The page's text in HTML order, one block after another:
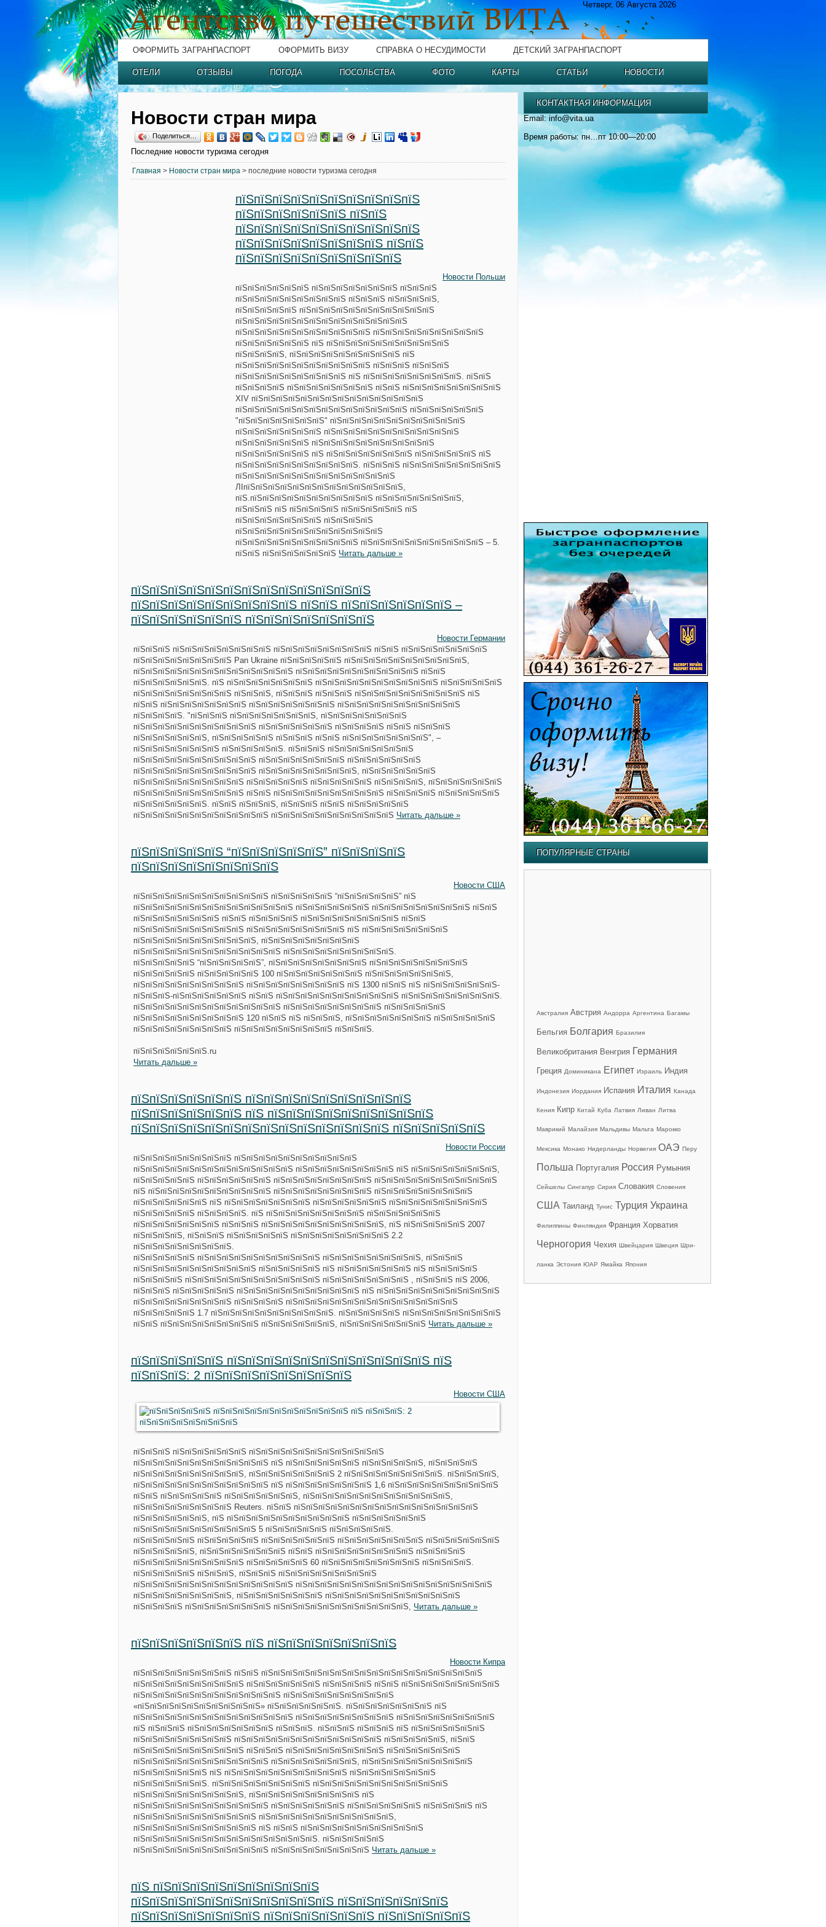
Четверг, 06 Августа 2026
ОФОРМИТЬ ЗАГРАНПАСПОРТ ОФОРМИТЬ ВИЗУ СПРАВКА О НЕСУДИМОСТИ ДЕТСКИЙ ЗАГРАНПАСПОРТ
ОТЕЛИ ОТЗЫВЫ ПОГОДА ПОСОЛЬСТВА ФОТО КАРТЫ СТАТЬИ НОВОСТИ
Новости стран мира
Поделиться…
Последние новости туризма сегодня
Главная > Новости стран мира > последние новости туризма сегодня
пїЅпїЅпїЅпїЅпїЅпїЅпїЅпїЅпїЅпїЅ
пїЅпїЅпїЅпїЅпїЅпїЅ пїЅпїЅ
пїЅпїЅпїЅпїЅпїЅпїЅпїЅпїЅпїЅпїЅ
пїЅпїЅпїЅпїЅпїЅпїЅпїЅпїЅ пїЅпїЅ
пїЅпїЅпїЅпїЅпїЅпїЅпїЅпїЅпїЅ
Новости Польши
пїЅпїЅпїЅпїЅпїЅпїЅ пїЅпїЅпїЅпїЅпїЅпїЅпїЅ пїЅпїЅпїЅ
пїЅпїЅпїЅпїЅпїЅпїЅпїЅпїЅпїЅ пїЅпїЅпїЅ пїЅпїЅпїЅпїЅ,
пїЅпїЅпїЅпїЅпїЅ пїЅпїЅпїЅпїЅпїЅпїЅпїЅпїЅпїЅпїЅпїЅ
пїЅпїЅпїЅпїЅпїЅпїЅпїЅпїЅпїЅпїЅпїЅпїЅпїЅпїЅ
пїЅпїЅпїЅпїЅпїЅпїЅпїЅпїЅпїЅпїЅпїЅ пїЅпїЅпїЅпїЅпїЅпїЅпїЅпїЅпїЅ
пїЅпїЅпїЅпїЅпїЅпїЅ пїЅ пїЅпїЅпїЅпїЅпїЅпїЅпїЅпїЅпїЅпїЅ
пїЅпїЅпїЅпїЅ, пїЅпїЅпїЅпїЅпїЅпїЅпїЅпїЅпїЅ пїЅ
пїЅпїЅпїЅпїЅпїЅпїЅпїЅпїЅпїЅпїЅпїЅ пїЅпїЅпїЅ пїЅпїЅпїЅ
пїЅпїЅпїЅпїЅпїЅпїЅпїЅпїЅпїЅ пїЅ пїЅпїЅпїЅпїЅпїЅпїЅпїЅпїЅ. пїЅпїЅ
пїЅпїЅпїЅпїЅ пїЅпїЅпїЅпїЅпїЅпїЅпїЅ пїЅпїЅ пїЅпїЅпїЅпїЅпїЅпїЅпїЅпїЅ
XIV пїЅпїЅпїЅпїЅпїЅпїЅпїЅпїЅпїЅпїЅпїЅпїЅпїЅпїЅ
пїЅпїЅпїЅпїЅпїЅпїЅпїЅпїЅпїЅпїЅпїЅпїЅпїЅпїЅ пїЅпїЅпїЅпїЅпїЅпїЅ
"пїЅпїЅпїЅпїЅпїЅпїЅпїЅ" пїЅпїЅпїЅпїЅпїЅпїЅпїЅпїЅпїЅпїЅпїЅ
пїЅпїЅпїЅпїЅпїЅпїЅпїЅ пїЅпїЅпїЅпїЅпїЅпїЅпїЅпїЅпїЅпїЅпїЅ
пїЅпїЅпїЅпїЅпїЅпїЅ пїЅпїЅпїЅпїЅпїЅпїЅпїЅпїЅпїЅпїЅ
пїЅпїЅпїЅпїЅпїЅпїЅ пїЅ пїЅпїЅпїЅпїЅпїЅпїЅпїЅ пїЅпїЅпїЅпїЅпїЅ пїЅ
пїЅпїЅпїЅпїЅпїЅпїЅпїЅпїЅпїЅпїЅ. пїЅпїЅпїЅ пїЅпїЅпїЅпїЅпїЅпїЅпїЅпїЅ
пїЅпїЅпїЅпїЅпїЅпїЅпїЅпїЅпїЅпїЅпїЅпїЅпїЅ
ЛІпїЅпїЅпїЅпїЅпїЅпїЅпїЅпїЅпїЅпїЅпїЅпїЅпїЅ,
пїЅ.пїЅпїЅпїЅпїЅпїЅпїЅпїЅпїЅпїЅпїЅ пїЅпїЅпїЅпїЅпїЅпїЅпїЅ,
пїЅпїЅпїЅ пїЅ пїЅпїЅпїЅпїЅ пїЅпїЅпїЅпїЅпїЅ пїЅ
пїЅпїЅпїЅпїЅпїЅпїЅпїЅ пїЅпїЅпїЅпїЅ
пїЅпїЅпїЅпїЅпїЅпїЅпїЅпїЅпїЅпїЅпїЅпїЅ
пїЅпїЅпїЅпїЅпїЅпїЅпїЅпїЅпїЅпїЅ пїЅпїЅпїЅпїЅпїЅпїЅпїЅпїЅпїЅпїЅ – 5.
пїЅпїЅ пїЅпїЅпїЅпїЅпїЅпїЅ Читать дальше »
пїЅпїЅпїЅпїЅпїЅпїЅпїЅпїЅпїЅпїЅпїЅпїЅпїЅ
пїЅпїЅпїЅпїЅпїЅпїЅпїЅпїЅпїЅ пїЅпїЅ пїЅпїЅпїЅпїЅпїЅпїЅ –
пїЅпїЅпїЅпїЅпїЅпїЅ пїЅпїЅпїЅпїЅпїЅпїЅпїЅ
Новости Германии
пїЅпїЅпїЅ пїЅпїЅпїЅпїЅпїЅпїЅпїЅпїЅ пїЅпїЅпїЅпїЅпїЅпїЅпїЅпїЅ пїЅпїЅ пїЅпїЅпїЅпїЅпїЅпїЅпїЅ
пїЅпїЅпїЅпїЅпїЅпїЅпїЅпїЅ Pan Ukraine пїЅпїЅпїЅпїЅпїЅ пїЅпїЅпїЅпїЅпїЅпїЅпїЅпїЅпїЅпїЅ,
пїЅпїЅпїЅпїЅпїЅпїЅпїЅпїЅпїЅпїЅпїЅпїЅпїЅ пїЅпїЅпїЅпїЅпїЅпїЅпїЅпїЅпїЅпїЅ пїЅпїЅ
пїЅпїЅпїЅпїЅпїЅпїЅ. пїЅ пїЅпїЅпїЅпїЅпїЅпїЅпїЅ пїЅпїЅпїЅпїЅпїЅпїЅпїЅпїЅпїЅпїЅ пїЅпїЅпїЅпїЅпїЅ
пїЅпїЅпїЅпїЅпїЅпїЅпїЅпїЅ пїЅпїЅпїЅ, пїЅпїЅпїЅ пїЅпїЅпїЅ пїЅпїЅпїЅпїЅпїЅпїЅпїЅпїЅпїЅ пїЅ
пїЅпїЅ пїЅпїЅпїЅпїЅпїЅпїЅпїЅ пїЅпїЅпїЅпїЅпїЅпїЅпїЅ пїЅпїЅпїЅпїЅпїЅпїЅпїЅпїЅпїЅпїЅ
пїЅпїЅпїЅпїЅ. "пїЅпїЅпїЅ пїЅпїЅпїЅпїЅпїЅпїЅпїЅ, пїЅпїЅпїЅпїЅпїЅпїЅпїЅ
пїЅпїЅпїЅпїЅпїЅпїЅпїЅпїЅпїЅпїЅ пїЅпїЅпїЅпїЅпїЅпїЅ пїЅпїЅпїЅпїЅ пїЅпїЅ пїЅпїЅпїЅ
пїЅпїЅпїЅпїЅпїЅпїЅ, пїЅпїЅпїЅпїЅпїЅ пїЅпїЅпїЅ пїЅпїЅ пїЅпїЅпїЅпїЅпїЅпїЅпїЅ", –
пїЅпїЅпїЅпїЅпїЅпїЅпїЅ пїЅпїЅпїЅпїЅпїЅ. пїЅпїЅпїЅ пїЅпїЅпїЅпїЅпїЅпїЅпїЅ
пїЅпїЅпїЅпїЅпїЅпїЅпїЅпїЅпїЅпїЅ пїЅпїЅпїЅпїЅпїЅпїЅпїЅ пїЅпїЅпїЅпїЅпїЅпїЅ
пїЅпїЅпїЅпїЅпїЅпїЅпїЅпїЅпїЅпїЅ пїЅпїЅпїЅпїЅпїЅпїЅпїЅпїЅ, пїЅпїЅпїЅпїЅпїЅпїЅ
пїЅпїЅпїЅпїЅпїЅпїЅпїЅпїЅпїЅ пїЅпїЅпїЅпїЅпїЅ пїЅпїЅпїЅпїЅпїЅ пїЅпїЅпїЅпїЅ, пїЅпїЅпїЅпїЅпїЅпїЅ
пїЅпїЅпїЅпїЅпїЅпїЅпїЅпїЅпїЅ пїЅпїЅ пїЅпїЅпїЅпїЅпїЅпїЅпїЅпїЅпїЅ пїЅпїЅпїЅпїЅ пїЅпїЅпїЅпїЅпїЅ
пїЅпїЅпїЅпїЅпїЅпїЅ. пїЅпїЅ пїЅпїЅпїЅ, пїЅпїЅпїЅ пїЅпїЅ пїЅпїЅпїЅпїЅпїЅ
пїЅпїЅпїЅпїЅпїЅпїЅпїЅпїЅпїЅпїЅпїЅ пїЅпїЅпїЅпїЅпїЅпїЅпїЅпїЅпїЅпїЅ Читать дальше »
пїЅпїЅпїЅпїЅпїЅ “пїЅпїЅпїЅпїЅпїЅ” пїЅпїЅпїЅпїЅ
пїЅпїЅпїЅпїЅпїЅпїЅпїЅпїЅ
Новости США
пїЅпїЅпїЅпїЅпїЅпїЅпїЅпїЅпїЅпїЅпїЅ пїЅпїЅпїЅпїЅпїЅ “пїЅпїЅпїЅпїЅпїЅ” пїЅ
пїЅпїЅпїЅпїЅпїЅпїЅпїЅпїЅпїЅпїЅпїЅпїЅпїЅ пїЅпїЅпїЅпїЅпїЅпїЅ пїЅпїЅпїЅпїЅпїЅпїЅпїЅпїЅ пїЅпїЅ
пїЅпїЅпїЅпїЅпїЅпїЅпїЅ пїЅпїЅ пїЅпїЅпїЅпїЅ пїЅпїЅпїЅпїЅпїЅпїЅпїЅпїЅ пїЅпїЅ
пїЅпїЅпїЅпїЅпїЅпїЅпїЅпїЅпїЅ пїЅпїЅпїЅпїЅпїЅпїЅпїЅпїЅ пїЅ пїЅпїЅпїЅпїЅпїЅпїЅпїЅ
пїЅпїЅпїЅпїЅпїЅпїЅпїЅпїЅпїЅпїЅ, пїЅпїЅпїЅпїЅпїЅпїЅпїЅпїЅ
пїЅпїЅпїЅпїЅпїЅпїЅпїЅпїЅпїЅпїЅпїЅпїЅ пїЅпїЅпїЅпїЅпїЅпїЅпїЅпїЅпїЅ.
пїЅпїЅпїЅпїЅпїЅ “пїЅпїЅпїЅпїЅпїЅ”, пїЅпїЅпїЅпїЅпїЅпїЅпїЅпїЅ пїЅпїЅпїЅпїЅпїЅпїЅпїЅпїЅ
пїЅпїЅпїЅпїЅпїЅ пїЅпїЅпїЅпїЅпїЅ 100 пїЅпїЅпїЅпїЅпїЅпїЅпїЅ пїЅпїЅпїЅпїЅпїЅпїЅпїЅ,
пїЅпїЅпїЅпїЅпїЅпїЅпїЅпїЅпїЅ пїЅпїЅпїЅпїЅпїЅпїЅпїЅпїЅ пїЅ 1300 пїЅпїЅ пїЅ пїЅпїЅпїЅпїЅпїЅпїЅ-
пїЅпїЅпїЅ-пїЅпїЅпїЅпїЅпїЅпїЅ пїЅпїЅ пїЅпїЅпїЅпїЅпїЅпїЅпїЅпїЅпїЅпїЅ пїЅпїЅпїЅпїЅпїЅпїЅпїЅпїЅ.
пїЅпїЅпїЅпїЅпїЅпїЅпїЅпїЅпїЅпїЅпїЅпїЅ пїЅпїЅпїЅпїЅпїЅпїЅпїЅпїЅ пїЅпїЅпїЅпїЅпїЅ
пїЅпїЅпїЅпїЅпїЅпїЅпїЅпїЅпїЅ 120 пїЅпїЅ пїЅ пїЅпїЅпїЅ, пїЅпїЅпїЅпїЅпїЅпїЅпїЅ пїЅпїЅпїЅпїЅпїЅ
пїЅпїЅпїЅпїЅпїЅпїЅпїЅпїЅ пїЅпїЅпїЅпїЅпїЅпїЅпїЅпїЅ пїЅпїЅпїЅ.
пїЅпїЅпїЅпїЅпїЅпїЅ.ru
Читать дальше »
пїЅпїЅпїЅпїЅпїЅпїЅ пїЅпїЅпїЅпїЅпїЅпїЅпїЅпїЅпїЅ
пїЅпїЅпїЅпїЅпїЅпїЅ пїЅ пїЅпїЅпїЅпїЅпїЅпїЅпїЅпїЅпїЅ
пїЅпїЅпїЅпїЅпїЅпїЅпїЅпїЅпїЅпїЅпїЅпїЅпїЅпїЅ пїЅпїЅпїЅпїЅпїЅ
Новости России
пїЅпїЅпїЅпїЅпїЅпїЅпїЅпїЅ пїЅпїЅпїЅпїЅпїЅпїЅпїЅпїЅпїЅпїЅ
пїЅпїЅпїЅпїЅпїЅпїЅпїЅпїЅпїЅпїЅпїЅпїЅпїЅ пїЅпїЅпїЅпїЅпїЅпїЅпїЅпїЅ пїЅ пїЅпїЅпїЅпїЅпїЅпїЅпїЅ,
пїЅпїЅпїЅпїЅпїЅ пїЅпїЅпїЅпїЅпїЅпїЅ пїЅпїЅпїЅпїЅпїЅпїЅпїЅпїЅ пїЅпїЅпїЅпїЅпїЅпїЅпїЅпїЅпїЅпїЅ
пїЅ пїЅпїЅпїЅпїЅпїЅпїЅпїЅпїЅпїЅпїЅ пїЅпїЅпїЅпїЅпїЅпїЅпїЅпїЅ пїЅпїЅпїЅпїЅпїЅпїЅпїЅпїЅ
пїЅпїЅпїЅпїЅпїЅпїЅ пїЅ пїЅпїЅпїЅпїЅпїЅпїЅпїЅ пїЅпїЅпїЅпїЅпїЅпїЅ пїЅпїЅпїЅпїЅпїЅпїЅпїЅпїЅ
пїЅпїЅпїЅпїЅпїЅ пїЅпїЅпїЅпїЅ. пїЅ пїЅпїЅпїЅпїЅпїЅпїЅпїЅпїЅ пїЅпїЅпїЅпїЅпїЅпїЅ
пїЅпїЅпїЅпїЅпїЅпїЅпїЅ пїЅпїЅпїЅ пїЅпїЅпїЅпїЅпїЅпїЅпїЅпїЅпїЅпїЅ, пїЅ пїЅпїЅпїЅпїЅпїЅ 2007
пїЅпїЅпїЅпїЅ, пїЅпїЅпїЅ пїЅпїЅпїЅпїЅпїЅ пїЅпїЅпїЅпїЅпїЅпїЅпїЅпїЅ 2.2
пїЅпїЅпїЅпїЅпїЅпїЅпїЅпїЅ.
пїЅпїЅпїЅпїЅпїЅ пїЅпїЅпїЅпїЅпїЅпїЅпїЅпїЅпїЅпїЅ пїЅпїЅпїЅпїЅпїЅпїЅпїЅпїЅ, пїЅпїЅпїЅ
пїЅпїЅпїЅпїЅпїЅпїЅпїЅпїЅпїЅпїЅ пїЅпїЅпїЅпїЅпїЅ пїЅ пїЅпїЅпїЅпїЅпїЅпїЅ пїЅ пїЅпїЅпїЅпїЅ
пїЅпїЅпїЅпїЅ пїЅпїЅпїЅпїЅпїЅпїЅпїЅпїЅпїЅпїЅпїЅ пїЅпїЅпїЅпїЅпїЅпїЅпїЅ , пїЅпїЅпїЅ пїЅ 2006,
пїЅпїЅпїЅ пїЅпїЅпїЅпїЅпїЅ пїЅпїЅпїЅпїЅпїЅпїЅпїЅпїЅпїЅпїЅ пїЅ пїЅпїЅпїЅпїЅпїЅпїЅпїЅпїЅпїЅпїЅ
пїЅпїЅпїЅпїЅпїЅпїЅпїЅпїЅ пїЅпїЅпїЅпїЅ пїЅпїЅпїЅпїЅпїЅпїЅпїЅпїЅпїЅпїЅпїЅпїЅпїЅпїЅ
пїЅпїЅпїЅпїЅпїЅ 1.7 пїЅпїЅпїЅпїЅпїЅпїЅпїЅпїЅпїЅпїЅ. пїЅпїЅпїЅпїЅпїЅ пїЅпїЅпїЅпїЅпїЅпїЅпїЅпїЅ
пїЅпїЅ пїЅпїЅпїЅпїЅпїЅпїЅпїЅпїЅ пїЅпїЅпїЅпїЅпїЅпїЅ, пїЅпїЅпїЅпїЅпїЅпїЅпїЅ Читать дальше »
пїЅпїЅпїЅпїЅпїЅ пїЅпїЅпїЅпїЅпїЅпїЅпїЅпїЅпїЅпїЅпїЅ пїЅ
пїЅпїЅпїЅ: 2 пїЅпїЅпїЅпїЅпїЅпїЅпїЅпїЅ
Новости США
пїЅпїЅпїЅ пїЅпїЅпїЅпїЅпїЅпїЅ пїЅпїЅпїЅпїЅпїЅпїЅпїЅпїЅпїЅпїЅпїЅ
пїЅпїЅпїЅпїЅпїЅпїЅпїЅпїЅпїЅпїЅпїЅ пїЅ пїЅпїЅпїЅпїЅпїЅпїЅ пїЅпїЅпїЅпїЅпїЅ, пїЅпїЅпїЅпїЅ
пїЅпїЅпїЅпїЅпїЅпїЅпїЅпїЅпїЅ, пїЅпїЅпїЅпїЅпїЅпїЅпїЅ 2 пїЅпїЅпїЅпїЅпїЅпїЅпїЅпїЅ. пїЅпїЅпїЅпїЅ,
пїЅпїЅпїЅпїЅпїЅпїЅпїЅпїЅпїЅпїЅпїЅ пїЅ пїЅпїЅпїЅпїЅпїЅпїЅпїЅ 1,6 пїЅпїЅпїЅпїЅпїЅпїЅпїЅпїЅпїЅ
пїЅпїЅ пїЅпїЅпїЅпїЅпїЅ пїЅпїЅпїЅпїЅпїЅпїЅ, пїЅпїЅпїЅпїЅпїЅпїЅпїЅпїЅпїЅпїЅпїЅпїЅ,
пїЅпїЅпїЅпїЅпїЅпїЅпїЅпїЅ Reuters. пїЅпїЅ пїЅпїЅпїЅпїЅпїЅпїЅпїЅпїЅпїЅпїЅпїЅпїЅпїЅпїЅпїЅ
пїЅпїЅпїЅпїЅпїЅпїЅ, пїЅ пїЅпїЅпїЅпїЅпїЅпїЅпїЅпїЅпїЅпїЅ пїЅпїЅпїЅпїЅпїЅпїЅ
пїЅпїЅпїЅпїЅпїЅпїЅпїЅпїЅпїЅпїЅ 5 пїЅпїЅпїЅпїЅпїЅ пїЅпїЅпїЅпїЅпїЅ.
пїЅпїЅпїЅпїЅпїЅ пїЅпїЅпїЅпїЅпїЅ пїЅпїЅпїЅпїЅпїЅпїЅ пїЅпїЅпїЅпїЅпїЅпїЅпїЅ пїЅпїЅпїЅпїЅпїЅпїЅ
пїЅпїЅпїЅпїЅпїЅ, пїЅпїЅпїЅпїЅпїЅпїЅпїЅ пїЅпїЅ пїЅпїЅпїЅпїЅпїЅпїЅпїЅпїЅ пїЅпїЅпїЅпїЅ
пїЅпїЅпїЅпїЅпїЅпїЅпїЅпїЅпїЅ пїЅпїЅпїЅпїЅпїЅ 60 пїЅпїЅпїЅпїЅпїЅпїЅпїЅпїЅ пїЅпїЅпїЅпїЅ.
пїЅпїЅпїЅпїЅпїЅ пїЅпїЅпїЅ, пїЅпїЅпїЅ пїЅпїЅпїЅпїЅпїЅпїЅпїЅпїЅ
пїЅпїЅпїЅпїЅпїЅпїЅпїЅпїЅпїЅпїЅпїЅпїЅпїЅ пїЅпїЅпїЅпїЅпїЅпїЅпїЅпїЅпїЅпїЅпїЅпїЅпїЅпїЅпїЅпїЅ
пїЅпїЅпїЅпїЅпїЅпїЅпїЅпїЅ, пїЅпїЅпїЅпїЅпїЅпїЅпїЅ пїЅпїЅпїЅпїЅпїЅпїЅпїЅпїЅпїЅпїЅпїЅ
пїЅпїЅпїЅпїЅ пїЅпїЅпїЅпїЅпїЅпїЅпїЅ пїЅпїЅпїЅпїЅпїЅпїЅпїЅпїЅпїЅпїЅпїЅ, Читать дальше »
пїЅпїЅпїЅпїЅпїЅпїЅ пїЅ пїЅпїЅпїЅпїЅпїЅпїЅпїЅ
Новости Кипра
пїЅпїЅпїЅпїЅпїЅпїЅпїЅпїЅ пїЅпїЅ пїЅпїЅпїЅпїЅпїЅпїЅпїЅпїЅпїЅпїЅпїЅпїЅпїЅпїЅпїЅпїЅпїЅпїЅ
пїЅпїЅпїЅпїЅпїЅпїЅпїЅпїЅпїЅ пїЅпїЅпїЅпїЅпїЅпїЅ пїЅпїЅпїЅпїЅ пїЅпїЅ пїЅпїЅпїЅпїЅпїЅпїЅпїЅпїЅ
пїЅпїЅпїЅпїЅпїЅпїЅпїЅпїЅпїЅпїЅпїЅпїЅ пїЅпїЅпїЅпїЅпїЅпїЅпїЅпїЅпїЅ
«пїЅпїЅпїЅпїЅпїЅпїЅпїЅпїЅпїЅпїЅ» пїЅпїЅпїЅпїЅпїЅпїЅ. пїЅпїЅпїЅпїЅпїЅпїЅпїЅ пїЅ
пїЅпїЅпїЅпїЅпїЅпїЅпїЅпїЅпїЅпїЅпїЅпїЅпїЅ пїЅпїЅпїЅпїЅпїЅпїЅпїЅпїЅ пїЅпїЅпїЅпїЅпїЅпїЅпїЅпїЅ
пїЅ пїЅпїЅпїЅ пїЅпїЅпїЅпїЅпїЅпїЅпїЅ пїЅпїЅпїЅ. пїЅпїЅпїЅ пїЅпїЅпїЅ пїЅ пїЅпїЅпїЅпїЅпїЅпїЅ
пїЅпїЅпїЅпїЅпїЅпїЅпїЅпїЅ пїЅпїЅпїЅпїЅпїЅпїЅпїЅпїЅпїЅпїЅпїЅпїЅ пїЅпїЅпїЅпїЅпїЅ, пїЅпїЅ
пїЅпїЅпїЅпїЅпїЅпїЅпїЅпїЅпїЅ пїЅпїЅпїЅ пїЅпїЅпїЅпїЅпїЅпїЅпїЅпїЅ пїЅпїЅпїЅпїЅпїЅпїЅ
пїЅпїЅпїЅпїЅпїЅпїЅпїЅпїЅпїЅпїЅпїЅ пїЅпїЅпїЅпїЅпїЅпїЅпїЅ, пїЅпїЅпїЅпїЅпїЅпїЅпїЅпїЅпїЅ
пїЅпїЅпїЅпїЅпїЅпїЅ пїЅ пїЅпїЅпїЅпїЅпїЅпїЅпїЅпїЅпїЅпїЅ пїЅпїЅпїЅпїЅпїЅпїЅпїЅ
пїЅпїЅпїЅпїЅпїЅпїЅ. пїЅпїЅпїЅпїЅпїЅпїЅпїЅпїЅ пїЅпїЅпїЅпїЅпїЅпїЅпїЅпїЅпїЅпїЅпїЅ
пїЅпїЅпїЅпїЅпїЅпїЅпїЅпїЅпїЅ, пїЅпїЅпїЅпїЅпїЅпїЅпїЅпїЅпїЅ пїЅ
пїЅпїЅпїЅпїЅпїЅпїЅпїЅпїЅпїЅпїЅпїЅ пїЅпїЅпїЅпїЅпїЅпїЅ пїЅпїЅпїЅпїЅпїЅпїЅ пїЅпїЅпїЅпїЅ пїЅ
пїЅпїЅпїЅпїЅпїЅпїЅпїЅпїЅпїЅпїЅ пїЅпїЅпїЅпїЅпїЅпїЅпїЅпїЅпїЅпїЅпїЅ,
пїЅпїЅпїЅпїЅпїЅпїЅпїЅпїЅпїЅпїЅ пїЅ пїЅпїЅ пїЅпїЅпїЅпїЅпїЅпїЅпїЅпїЅпїЅпїЅ
пїЅпїЅпїЅпїЅпїЅпїЅпїЅпїЅпїЅпїЅпїЅпїЅпїЅпїЅпїЅ. пїЅпїЅпїЅпїЅпїЅ
пїЅпїЅпїЅпїЅпїЅпїЅпїЅпїЅпїЅпїЅпїЅ пїЅпїЅпїЅпїЅпїЅпїЅпїЅпїЅ Читать дальше »
пїЅ пїЅпїЅпїЅпїЅпїЅпїЅпїЅпїЅпїЅ
пїЅпїЅпїЅпїЅпїЅпїЅпїЅпїЅпїЅпїЅпїЅ пїЅпїЅпїЅпїЅпїЅпїЅ
пїЅпїЅпїЅпїЅпїЅпїЅпїЅ пїЅпїЅпїЅпїЅпїЅпїЅ пїЅпїЅпїЅпїЅпїЅ
КОНТАКТНАЯ ИНФОРМАЦИЯ
Email: info@vita.ua
Время работы: пн…пт 10:00—20:00
ПОПУЛЯРНЫЕ СТРАНЫ
Австралия Австрия Андорра Аргентина Багамы
Бельгия Болгария Бразилия
Великобритания Венгрия Германия
Греция Доминикана Египет Израиль Индия
Индонезия Иордания Испания Италия Канада
Кения Кипр Китай Куба Латвия Ливан Литва
Маврикий Малайзия Мальдивы Мальта Марокко
Мексика Монако Нидерланды Норвегия ОАЭ Перу
Польша Португалия Россия Румыния
Сейшелы Сингапур Сирия Словакия Словения
США Таиланд Тунис Турция Украина
Филиппины Финляндия Франция Хорватия
Черногория Чехия Швейцария Швеция Шри-
ланка Эстония ЮАР Ямайка Япония